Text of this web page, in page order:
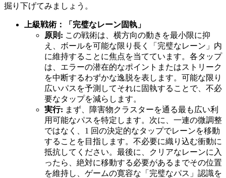
掘り下げてみましょう。
上級戦術：「完璧なレーン固執」
原則: この戦術は、横方向の動きを最小限に抑
え、ボールを可能な限り長く「完璧なレーン」内
に維持することに焦点を当てています。各タップ
は、エラーの潜在的なポイントまたはストリーク
を中断するわずかな逸脱を表します。可能な限り
広いパスを予測してそれに固執することで、不必
要なタップを減らします。
実行: まず、障害物クラスターを通る最も広い利
用可能なパスを特定します。次に、一連の微調整
ではなく、1 回の決定的なタップでレーンを移動
することを目指します。不必要に織り込む衝動に
抵抗してください。最後に、クリアなレーンに入
ったら、絶対に移動する必要があるまでその位置
を維持し、ゲームの寛容な「完璧なパス」認識を